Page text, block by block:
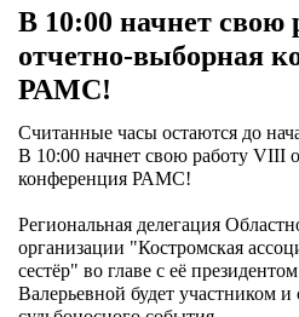
В 10:00 начнет свою
отчетно-выборная
РАМС!
Считанные часы остаются до
В 10:00 начнет свою работу VIII
конференция РАМС!
Региональная делегация
организации "Костромская
сестёр" во главе с её
Валерьевной будет участником и